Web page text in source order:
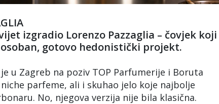
izgradio Lorenzo Pazzaglia – čovjek koji
gotovo hedonistički projekt.
u Zagreb na poziv TOP Parfumerije i Boruta
parfeme, ali i skuhao jelo koje najbolje
No, njegova verzija nije bila klasična.